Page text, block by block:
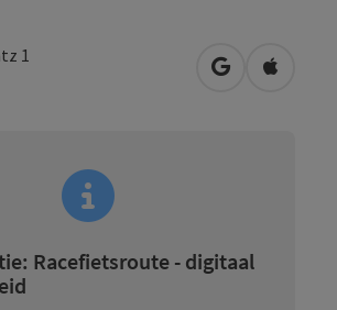
1
Openen in
Racefietsroute - digitaal